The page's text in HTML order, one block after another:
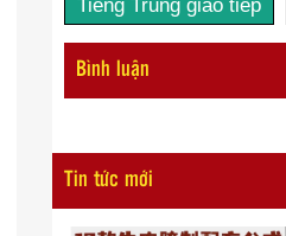
Tiếng Trung giao tiếp
Bình luận
Tin tức mới